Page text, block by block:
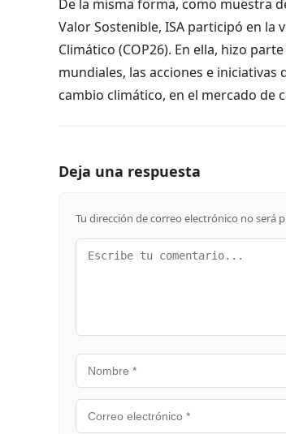
De la misma forma, como muestra
Valor Sostenible, ISA participó en la
Climático (COP26). En ella, hizo
mundiales, las acciones e
cambio climático, en el mercado de
Deja una respuesta
Tu dirección de correo electrónico no será